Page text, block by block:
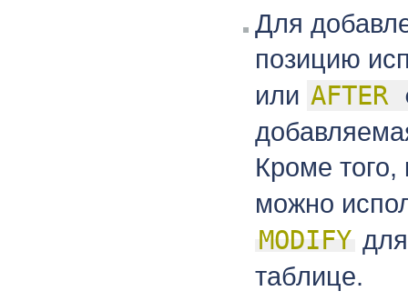
Для
позицию
или AFTER
Кроме
можно
MODIFY
таблице.